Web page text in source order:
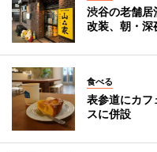
渋谷の老舗
改装、朝・深
食べる
表参道にカ
スに併設